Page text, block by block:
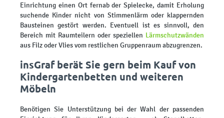
Einrichtung einen Ort fernab der Spielecke, damit Erholung
suchende Kinder nicht von Stimmenlärm oder klappernden
Bausteinen gestört werden. Eventuell ist es sinnvoll, den
Bereich mit Raumteilern oder speziellen Lärmschutzwänden
aus Filz oder Vlies vom restlichen Gruppenraum abzugrenzen.
insGraf berät Sie gern beim Kauf von
Kindergartenbetten und weiteren
Möbeln
Benötigen Sie Unterstützung bei der Wahl der passenden